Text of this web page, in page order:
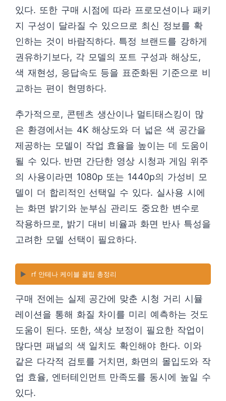
있다. 또한 구매 시점에 따라 프로모션이나 패키
지 구성이 달라질 수 있으므로 최신 정보를 확
인하는 것이 바람직하다. 특정 브랜드를 강하게
권유하기보다, 각 모델의 포트 구성과 해상도,
색 재현성, 응답속도 등을 표준화된 기준으로 비
교하는 편이 현명하다.
추가적으로, 콘텐츠 생산이나 멀티태스킹이 많
은 환경에서는 4K 해상도와 더 넓은 색 공간을
제공하는 모델이 작업 효율을 높이는 데 도움이
될 수 있다. 반면 간단한 영상 시청과 게임 위주
의 사용이라면 1080p 또는 1440p의 가성비 모
델이 더 합리적인 선택일 수 있다. 실사용 시에
는 화면 밝기와 눈부심 관리도 중요한 변수로
작용하므로, 밝기 대비 비율과 화면 반사 특성을
고려한 모델 선택이 필요하다.
▶️ rf 안테나 케이블 꿀팁 총정리
구매 전에는 실제 공간에 맞춘 시청 거리 시뮬
레이션을 통해 화질 차이를 미리 예측하는 것도
도움이 된다. 또한, 색상 보정이 필요한 작업이
많다면 패널의 색 일치도 확인해야 한다. 이와
같은 다각적 검토를 거치면, 화면의 몰입도와 작
업 효율, 엔터테인먼트 만족도를 동시에 높일 수
있다.